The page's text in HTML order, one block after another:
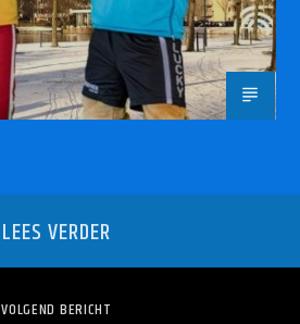
LEES VERDER
VOLGEND BERICHT